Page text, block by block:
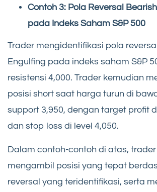
Contoh 3: Pola Reversal
pada Indeks Saham S&P 500
Trader mengidentifikasi pola
Engulfing pada indeks saham S&P
resistensi 4,000. Trader kemudian
posisi short saat harga turun di
support 3,950, dengan target profit
dan stop loss di level 4,050.
Dalam contoh-contoh di atas,
mengambil posisi yang tepat
reversal yang teridentifikasi, serta